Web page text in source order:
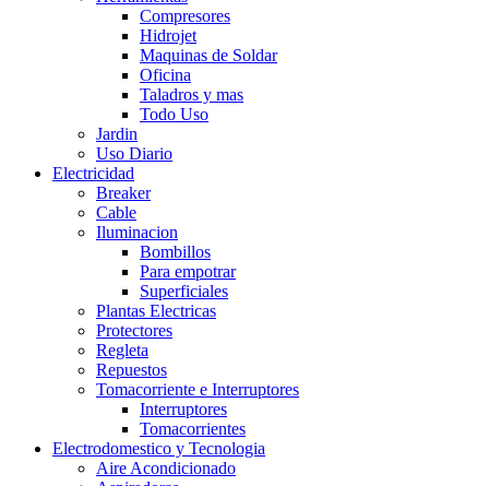
Compresores
Hidrojet
Maquinas de Soldar
Oficina
Taladros y mas
Todo Uso
Jardin
Uso Diario
Electricidad
Breaker
Cable
Iluminacion
Bombillos
Para empotrar
Superficiales
Plantas Electricas
Protectores
Regleta
Repuestos
Tomacorriente e Interruptores
Interruptores
Tomacorrientes
Electrodomestico y Tecnologia
Aire Acondicionado